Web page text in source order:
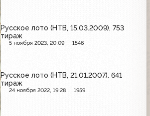
Русское лото (НТВ, 15.03.2009), 753
тираж
5 ноября 2023, 20:09 1546
Русское лото (НТВ, 21.01.2007). 641
тираж
24 ноября 2022, 19:28 1959